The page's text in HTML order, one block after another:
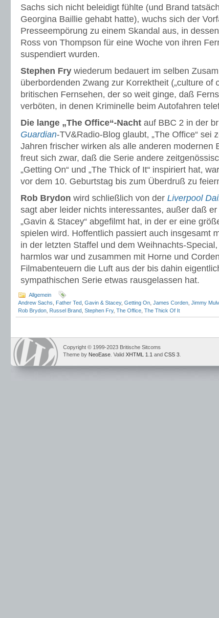
Sachs sich nicht beleidigt fühlte (und Brand
Georgina Baillie gehabt hatte), wuchs sich der
Presseempörung zu einem Skandal aus, in
Ross von Thompson für eine Woche von ihren
suspendiert wurden.
Stephen Fry wiederum bedauert im selben
überbordenden Zwang zur Korrektheit („culture of
britischen Fernsehen, der so weit ginge, daß
verböten, in denen Kriminelle beim Autofahren
Die lange „The Office“-Nacht auf BBC 2 in der
Guardian-TV&Radio-Blog glaubt, „The Office“ sei
Jahren frischer wirken als alle anderen modernen
freut sich zwar, daß die Serie andere
„Getting On“ und „The Thick of It“ inspiriert hat,
vor dem 10. Geburtstag bis zum Überdruß zu
Rob Brydon wird schließlich von der Liverpool
sagt aber leider nichts interessantes, außer daß
„Gavin & Stacey“ abgefilmt hat, in der er eine
spielen wird. Hoffentlich passiert auch insgesamt
in der letzten Staffel und dem Weihnachts-
harmlos war und zusammen mit Horne und
Filmabenteuern die Luft aus der bis dahin
sympathischen Serie etwas rausgelassen hat.
Allgemein
Andrew Sachs
Father Ted Gavin & Stacey, Getting On James Corden Jimmy
Rob Brydon Russel Brand Stephen Fry, The Office The Thick Of It
Copyright © 1999-2023 Britische Sitcoms
Theme by NeoEase . Valid XHTML 1.1 and CSS 3